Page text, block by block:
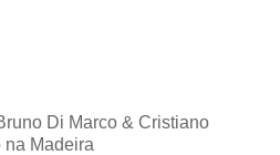
Di Marco & Cristiano
na Madeira